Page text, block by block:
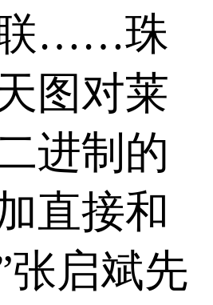
联……珠
图对莱
进制的
直接和
张启斌先